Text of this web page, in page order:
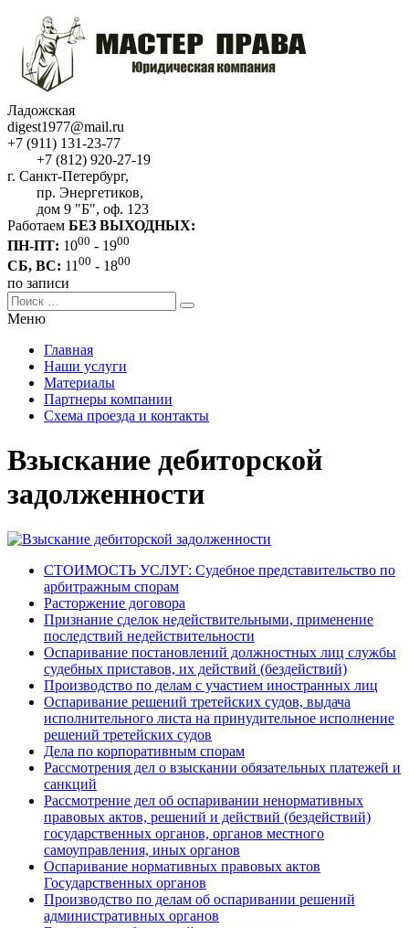
Ладожская
digest1977@mail.ru
+7 (911) 131-23-77
+7 (812) 920-27-19
г. Санкт-Петербург,
пр. Энергетиков,
дом 9 "Б", оф. 123
Работаем БЕЗ ВЫХОДНЫХ:
ПН-ПТ: 1000 - 1900
СБ, ВС: 1100 - 1800
по записи
Меню
Главная
Наши услуги
Материалы
Партнеры компании
Схема проезда и контакты
Взыскание дебиторской
задолженности
СТОИМОСТЬ УСЛУГ: Судебное представительство по
арбитражным спорам
Расторжение договора
Признание сделок недействительными, применение
последствий недействительности
Оспаривание постановлений должностных лиц службы
судебных приставов, их действий (бездействий)
Производство по делам с участием иностранных лиц
Оспаривание решений третейских судов, выдача
исполнительного листа на принудительное исполнение
решений третейских судов
Дела по корпоративным спорам
Рассмотрения дел о взыскании обязательных платежей и
санкций
Рассмотрение дел об оспаривании ненормативных
правовых актов, решений и действий (бездействий)
государственных органов, органов местного
самоуправления, иных органов
Оспаривание нормативных правовых актов
Государственных органов
Производство по делам об оспаривании решений
административных органов